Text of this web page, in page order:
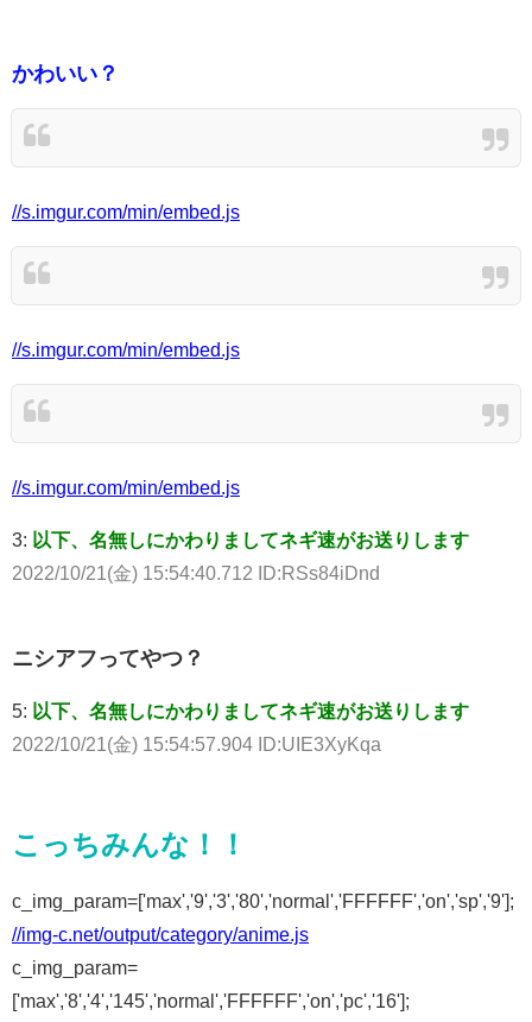
かわいい？
//s.imgur.com/min/embed.js
//s.imgur.com/min/embed.js
//s.imgur.com/min/embed.js
3: 以下、名無しにかわりましてネギ速がお送りします
2022/10/21(金) 15:54:40.712 ID:RSs84iDnd
ニシアフってやつ？
5: 以下、名無しにかわりましてネギ速がお送りします
2022/10/21(金) 15:54:57.904 ID:UIE3XyKqa
こっちみんな！！
c_img_param=['max','9','3','80','normal','FFFFFF','on','sp','9'];
//img-c.net/output/category/anime.js
c_img_param=
['max','8','4','145','normal','FFFFFF','on','pc','16'];